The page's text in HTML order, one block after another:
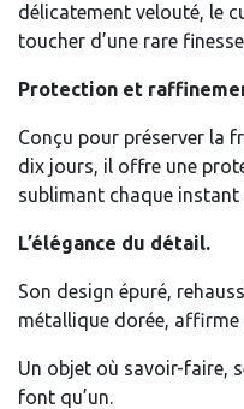
délicatement velouté, le
toucher d’une rare
Protection et
Conçu pour préserver la
dix jours, il offre une
sublimant chaque
L’élégance du détail.
Son design épuré,
métallique dorée,
Un objet où savoir-faire,
font qu’un.